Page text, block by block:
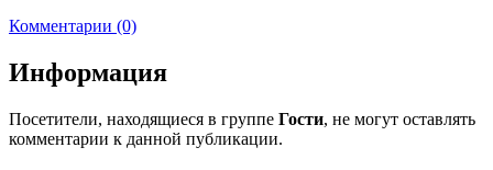
Комментарии (0)
Информация
Посетители, находящиеся в группе Гости, не могут оставлять
комментарии к данной публикации.